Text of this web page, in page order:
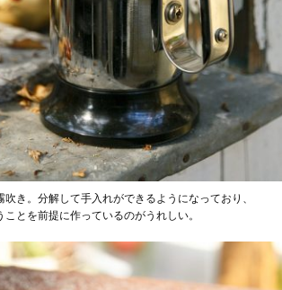
吹き。分解して手入れができるようになっており、
ことを前提に作っているのがうれしい。